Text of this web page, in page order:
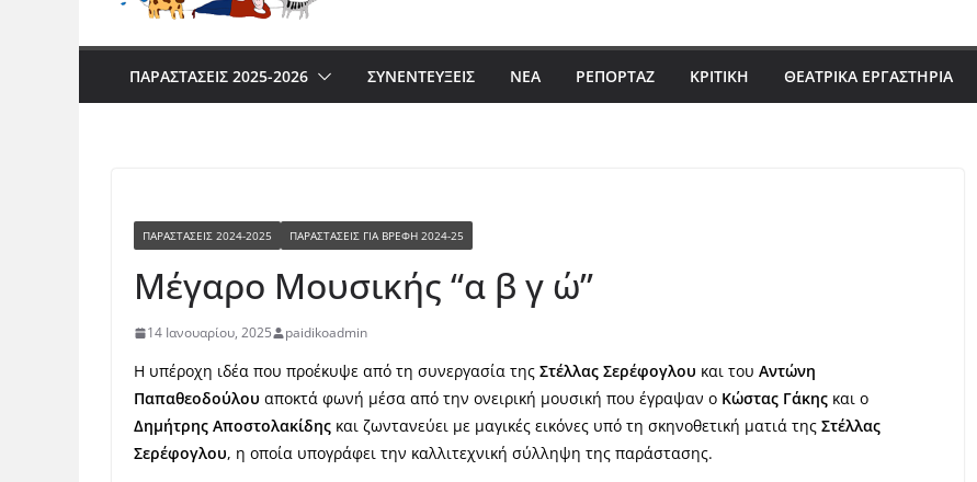
ΠΑΡΑΣΤΆΣΕΙΣ 2025-2026 ΣΥΝΕΝΤΕΥΞΕΙΣ ΝΈΑ ΡΕΠΟΡΤΆΖ ΚΡΙΤΙΚΗ ΘΕΑΤΡΙΚΑ ΕΡΓΑΣΤΗΡΙΑ
ΠΑΡΑΣΤΆΣΕΙΣ 2024-2025 ΠΑΡΑΣΤΆΣΕΙΣ ΓΙΑ ΒΡΈΦΗ 2024-25
Μέγαρο Μουσικής “α β γ ώ”
14 Ιανουαρίου, 2025 paidikoadmin
Η υπέροχη ιδέα που προέκυψε από τη συνεργασία της Στέλλας Σερέφογλου και του Αντώνη
Παπαθεοδούλου αποκτά φωνή μέσα από την ονειρική μουσική που έγραψαν ο Κώστας Γάκης και ο
Δημήτρης Αποστολακίδης και ζωντανεύει με μαγικές εικόνες υπό τη σκηνοθετική ματιά της Στέλλας
Σερέφογλου, η οποία υπογράφει την καλλιτεχνική σύλληψη της παράστασης.